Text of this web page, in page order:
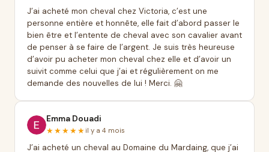
J’ai acheté mon cheval chez Victoria, c’est une
personne entière et honnête, elle fait d’abord passer le
bien être et l’entente de cheval avec son cavalier avant
de penser à se faire de l’argent. Je suis très heureuse
d’avoir pu acheter mon cheval chez elle et d’avoir un
suivit comme celui que j’ai et régulièrement on me
demande des nouvelles de lui ! Merci. 🤗
Emma Douadi
★★★★★ il y a 4 mois
J’ai acheté un cheval au Domaine du Mardaing, que j’ai